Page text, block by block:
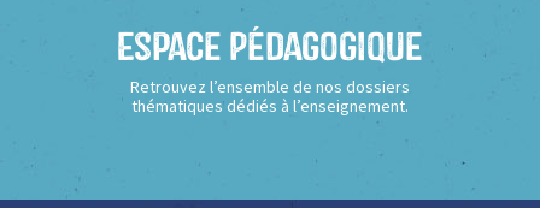
Espace Pédagogique
Retrouvez l’ensemble de nos dossiers
thématiques dédiés à l’enseignement.